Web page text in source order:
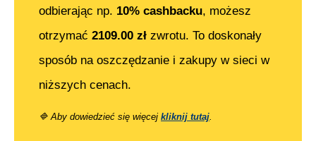
odbierając np. 10% cashbacku, możesz
otrzymać 2109.00 zł zwrotu. To doskonały
sposób na oszczędzanie i zakupy w sieci w
niższych cenach.
🔷 Aby dowiedzieć się więcej kliknij tutaj.